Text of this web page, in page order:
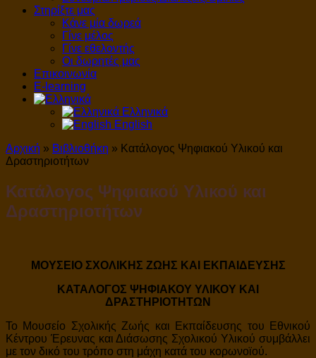
Στηρίξτε μας
Κάνε μία δωρεά
Γίνε μέλος
Γίνε εθελοντής
Οι δωρητές μας
Επικοινωνία
E-learning
Ελληνικά
English
Αρχική » Βιβλιοθήκη » Κατάλογος Ψηφιακού Υλικού και
Δραστηριοτήτων
Κατάλογος Ψηφιακού Υλικού και
Δραστηριοτήτων
ΜΟΥΣΕΙΟ ΣΧΟΛΙΚΗΣ ΖΩΗΣ ΚΑΙ ΕΚΠΑΙΔΕΥΣΗΣ
ΚΑΤΑΛΟΓΟΣ ΨΗΦΙΑΚΟΥ ΥΛΙΚΟΥ ΚΑΙ
ΔΡΑΣΤΗΡΙΟΤΗΤΩΝ
Το Μουσείο Σχολικής Ζωής και Εκπαίδευσης του Εθνικού
Κέντρου Έρευνας και Διάσωσης Σχολικού Υλικού συμβάλλει
με τον δικό του τρόπο στη μάχη κατά του κορωνοϊού.